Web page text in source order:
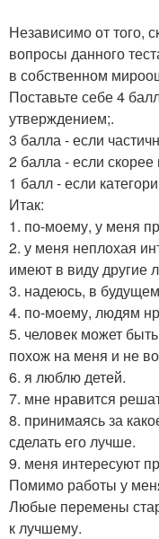
Независимо от того,
вопросы данного
в собственном
Поставьте себе 4
утверждением;.
3 балла - если
2 балла - если скорее
1 балл - если
Итак:
1. по-моему, у меня
2. у меня неплохая
имеют в виду другие
3. надеюсь, в
4. по-моему, людям
5. человек может
похож на меня и не
6. я люблю детей.
7. мне нравится
8. принимаясь за
сделать его лучше.
9. меня интересуют
Помимо работы у
Любые перемены
к лучшему.